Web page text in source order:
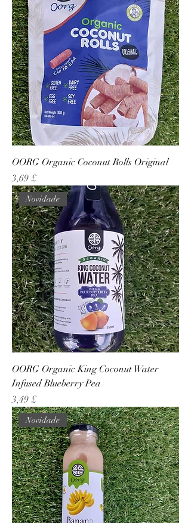
OORG Organic Coconut Rolls Original
Preço
3,69 £
Novidade
OORG Organic King Coconut Water
Infused Blueberry Pea
Preço
3,49 £
Novidade